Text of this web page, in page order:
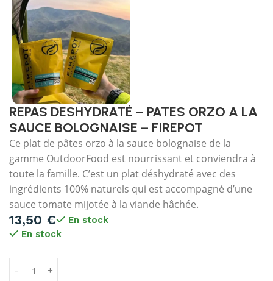
REPAS DESHYDRATÉ – PATES ORZO A LA
SAUCE BOLOGNAISE – FIREPOT
Ce plat de pâtes orzo à la sauce bolognaise de la
gamme OutdoorFood est nourrissant et conviendra à
toute la famille. C’est un plat déshydraté avec des
ingrédients 100% naturels qui est accompagné d’une
sauce tomate mijotée à la viande hâchée.
13,50 €
En stock
En stock